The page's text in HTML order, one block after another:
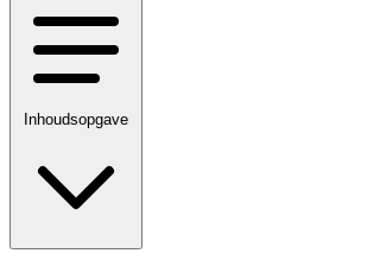
Inhoudsopgave